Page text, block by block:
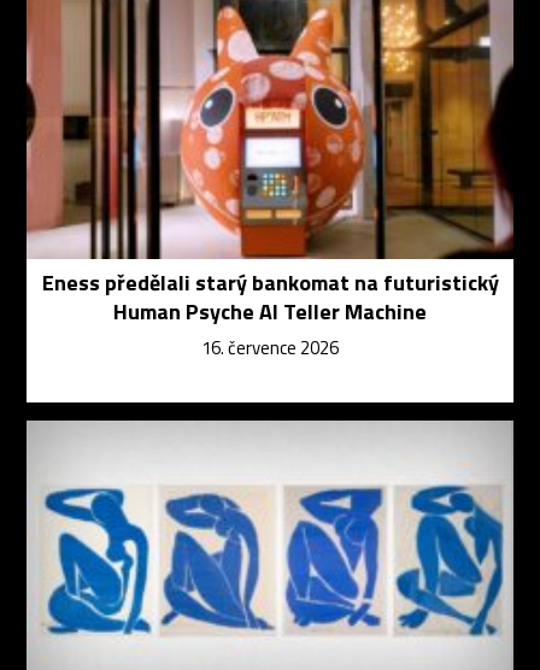
Eness předělali starý bankomat na futuristický
Human Psyche AI Teller Machine
16. července 2026